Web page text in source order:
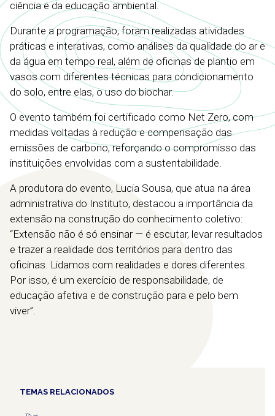
ciência e da educação ambiental.
Durante a programação, foram realizadas atividades
práticas e interativas, como análises da qualidade do ar e
da água em tempo real, além de oficinas de plantio em
vasos com diferentes técnicas para condicionamento
do solo, entre elas, o uso do biochar.
O evento também foi certificado como Net Zero, com
medidas voltadas à redução e compensação das
emissões de carbono, reforçando o compromisso das
instituições envolvidas com a sustentabilidade.
A produtora do evento, Lucia Sousa, que atua na área
administrativa do Instituto, destacou a importância da
extensão na construção do conhecimento coletivo:
“Extensão não é só ensinar — é escutar, levar resultados
e trazer a realidade dos territórios para dentro das
oficinas. Lidamos com realidades e dores diferentes.
Por isso, é um exercício de responsabilidade, de
educação afetiva e de construção para e pelo bem
viver”.
TEMAS RELACIONADOS